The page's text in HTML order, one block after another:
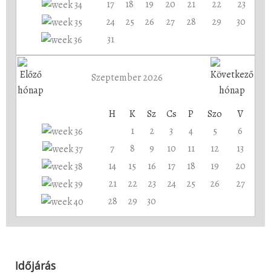
17
18 19 20 21 22
23
24
25 26 27 28 29
30
31
Szeptember 2026
H K Sz Cs P Szo
V
1
2 3 4 5
6
7
8 9 10 11 12
13
14
15 16 17 18 19
20
21
22 23 24 25 26
27
28
29 30
Időjárás